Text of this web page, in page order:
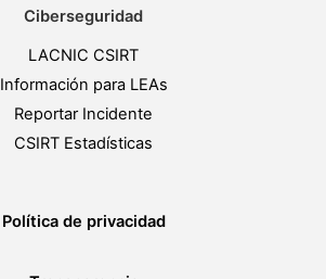
Ciberseguridad
LACNIC CSIRT
Información para LEAs
Reportar Incidente
CSIRT Estadísticas
Política de privacidad